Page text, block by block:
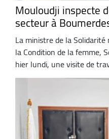
Mouloudji inspecte
secteur à
La ministre de la
la Condition de la femme,
hier lundi, une visite de